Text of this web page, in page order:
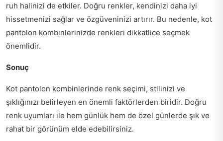
ruh halinizi de etkiler. Doğru renkler, kendinizi daha iyi
hissetmenizi sağlar ve özgüveninizi artırır. Bu nedenle, kot
pantolon kombinlerinizde renkleri dikkatlice seçmek
önemlidir.
Sonuç
Kot pantolon kombinlerinde renk seçimi, stilinizi ve
şıklığınızı belirleyen en önemli faktörlerden biridir. Doğru
renk uyumları ile hem günlük hem de özel günlerde şık ve
rahat bir görünüm elde edebilirsiniz.